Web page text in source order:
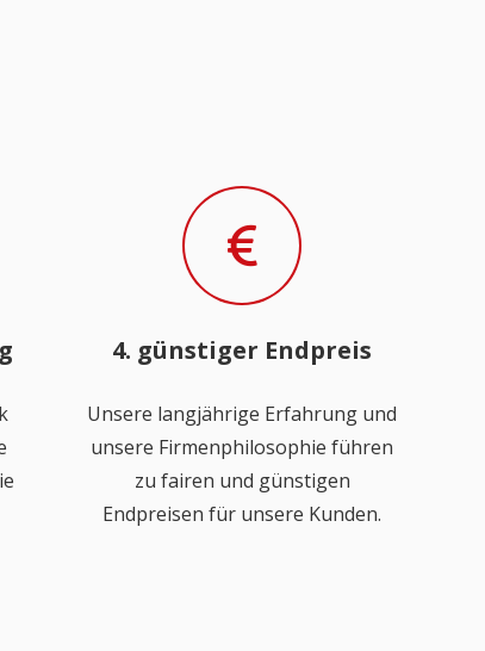
4. günstiger Endpreis
Unsere langjährige Erfahrung und
unsere Firmenphilosophie führen
zu fairen und günstigen
Endpreisen für unsere Kunden.